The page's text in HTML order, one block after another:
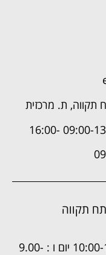
שעות פתיחה: ימים א'ב'ד'ה' 09:00-13:00 16:00-
שעות פתיחה: ימים א'-ה': 10:00-19:30 יום ו : 9.00-